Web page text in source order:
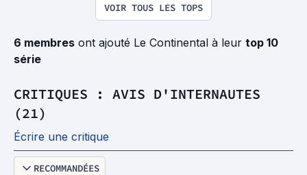
VOIR TOUS LES TOPS
6 membres ont ajouté Le Continental à leur top 10
série
CRITIQUES : AVIS D'INTERNAUTES
(21)
Écrire une critique
RECOMMANDÉES